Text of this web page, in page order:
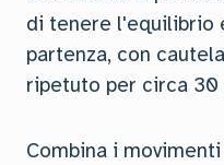
di tenere l'equilibrio
partenza, con
ripetuto per circa 30
Combina i